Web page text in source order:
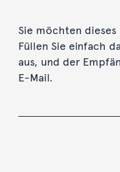
Sie möchten
Füllen Sie einfach
aus, und der
E-Mail.